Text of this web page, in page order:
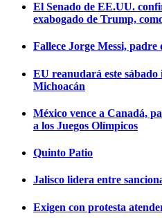
El Senado de EE.UU.
exabogado de Trump,
Fallece Jorge Messi,
EU reanudará este sábado
Michoacán
México vence a Canadá,
a los Juegos Olímpicos
Quinto Patio
Jalisco lidera entre
Exigen con protesta